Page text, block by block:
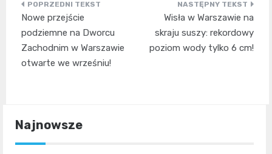
Nawigacja
wpisu
Nowe przejście
podziemne na Dworcu
Zachodnim w Warszawie
otwarte we wrześniu!
Wisła w Warszawie na
skraju suszy: rekordowy
poziom wody tylko 6 cm!
Najnowsze